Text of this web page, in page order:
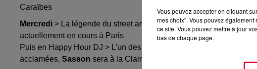
Caraïbes
Mercredi > La légende du street art, Shepard Fairey, dont on
actuellement en cours à Paris
Puis en Happy Hour DJ > L'un des grands représentants du son
acclamées, Sasson sera à la Clairière le 13 Juin.
Vous pouvez accepter en cliquant
mes choix". Vous pouvez
ce site. Vous pouvez mettre à jour
bas de chaque page.